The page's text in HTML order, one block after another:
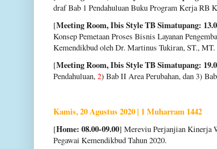
draf Bab 1 Pendahuluan Buku Program Kerja RB
[Meeting Room, Ibis Style TB Simatupang:
Konsep Pemetaan Proses Bisnis Layanan
Kemendikbud oleh Dr. Martinus Tukiran, ST., MT.
[Meeting Room, Ibis Style TB Simatupang:
Pendahuluan,2) Bab II Area Perubahan, dan 3)
Kamis, 20 Agustus 2020 | 1 Muharram 1442
[Home: 08.00-09.00] Mereviu Perjanjian Kinerja
Pegawai Kemendikbud Tahun 2020.